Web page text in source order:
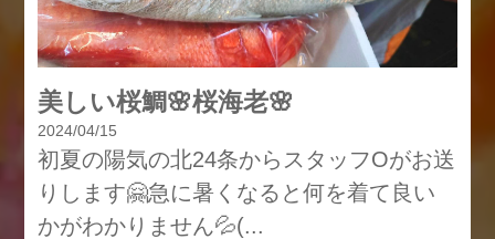
美しい桜鯛🌸桜海老🌸
2024/04/15
初夏の陽気の北24条からスタッフOがお送
りします🤗急に暑くなると何を着て良い
かがわかりません💦(...